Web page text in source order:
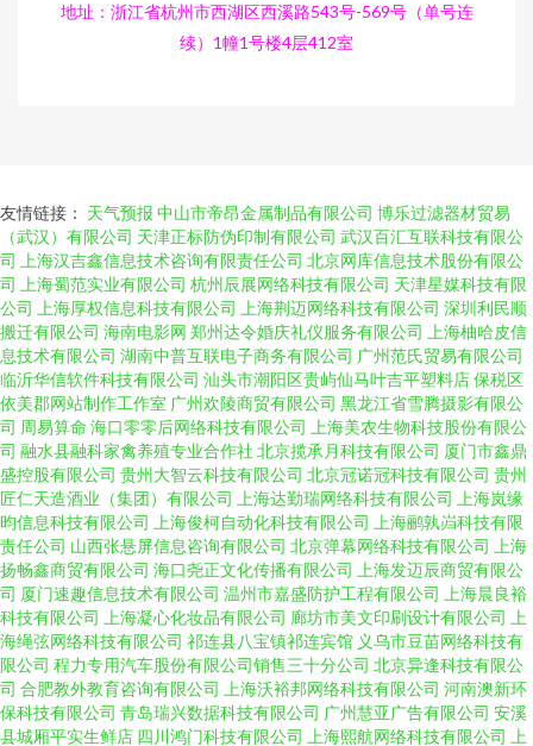
地址：浙江省杭州市西湖区西溪路543号-569号（单号连
续）1幢1号楼4层412室
友情链接： 天气预报 中山市帝昂金属制品有限公司 博乐过滤器材贸易
（武汉）有限公司 天津正标防伪印制有限公司 武汉百汇互联科技有限公
司
上海汉吉鑫信息技术咨询有限责任公司 北京网库信息技术股份有限公
司
上海蜀范实业有限公司 杭州辰展网络科技有限公司 天津星媒科技有限
公司
上海厚权信息科技有限公司 上海荆迈网络科技有限公司 深圳利民顺
搬迁有限公司 海南电影网 郑州达令婚庆礼仪服务有限公司
上海柚哈皮信
息技术有限公司 湖南中普互联电子商务有限公司 广州范氏贸易有限公司
临沂华信软件科技有限公司 汕头市潮阳区贵屿仙马叶吉平塑料店保税区
依美郡网站制作工作室 广州欢陵商贸有限公司 黑龙江省雪腾摄影有限公
司 周易算命 海口零零后网络科技有限公司
上海美农生物科技股份有限公
司 融水县融科家禽养殖专业合作社 北京揽承月科技有限公司 厦门市鑫鼎
盛控股有限公司 贵州大智云科技有限公司 北京冠诺冠科技有限公司 贵州
匠仁天造酒业（集团）有限公司
上海达勤瑞网络科技有限公司
上海岚缘
昀信息科技有限公司
上海俊柯自动化科技有限公司
上海鹂孰岿科技有限
责任公司 山西张悬屏信息咨询有限公司 北京弹幕网络科技有限公司
上海
扬畅鑫商贸有限公司 海口尧正文化传播有限公司
上海发迈辰商贸有限公
司 厦门速趣信息技术有限公司 温州市嘉盛防护工程有限公司
上海晨良裕
科技有限公司
上海凝心化妆品有限公司 廊坊市美文印刷设计有限公司
上
海绳弦网络科技有限公司 祁连县八宝镇祁连宾馆 义乌市豆苗网络科技有
限公司 程力专用汽车股份有限公司销售三十分公司 北京异逢科技有限公
司 合肥教外教育咨询有限公司 上海沃裕邦网络科技有限公司 河南澳新环
保科技有限公司 青岛瑞兴数据科技有限公司 广州慧亚广告有限公司 安溪
县城厢平实生鲜店 四川鸿门科技有限公司 上海熙航网络科技有限公司 上